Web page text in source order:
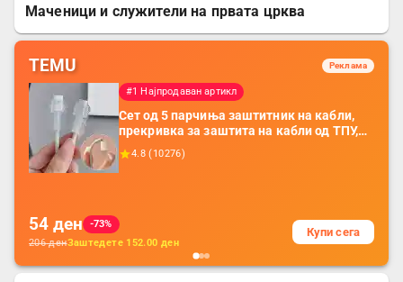
Маченици и служители на првата црква
TEMU Реклама
#1 Најпродаван артикл
Сет од 5 парчиња заштитник на кабли,
прекривка за заштита на кабли од ТПУ,
додатоци за заштита на кабли, без
батерија, за мобилни телефони, комплет
4.8 ( 10276)
54 ден
-73%
206денЗаштедете 152.00 ден
Купи сега